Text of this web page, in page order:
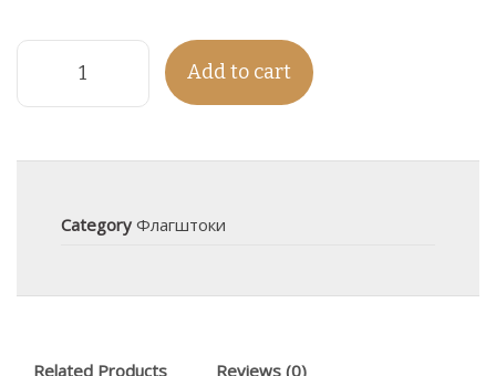
Add to cart
Category Флагштоки
Related Products Reviews (0)